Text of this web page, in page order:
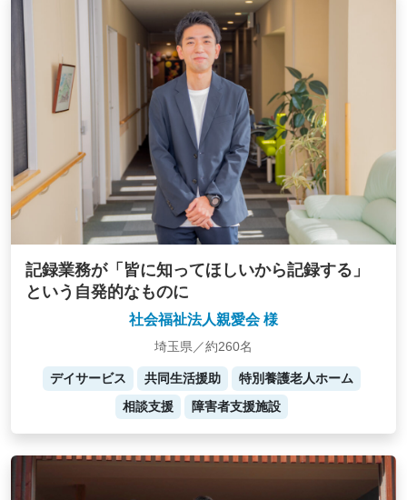
記録業務が「皆に知ってほしいから記録する」
という自発的なものに
社会福祉法人親愛会 様
埼玉県／約260名
デイサービス 共同生活援助
特別養護老人ホーム
相談支援
障害者支援施設